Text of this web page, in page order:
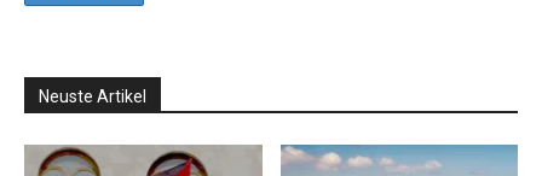
Neuste Artikel